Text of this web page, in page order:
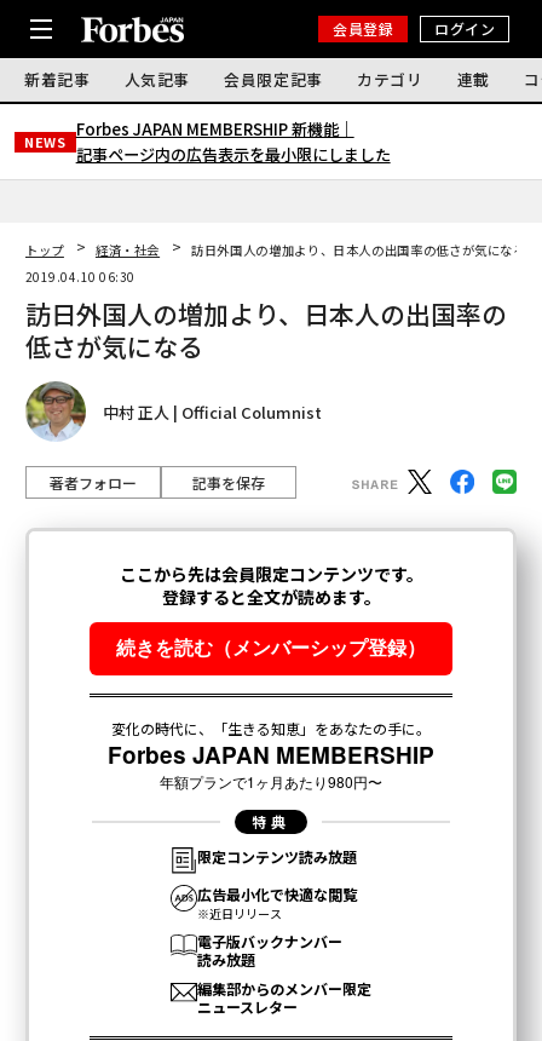
会員登録 ログイン
新着記事 人気記事 会員限定記事 カテゴリ 連載
NEWS
Forbes JAPAN MEMBERSHIP 新機能｜
記事ページ内の広告表示を最小限にしました
トップ 経済・社会
訪日外国人の増加より、日本人の出国率の低さが気になる
2019.04.10 06:30
訪日外国人の増加より、日本人の出国率の
低さが気になる
中村 正人 | Official Columnist
著者フォロー 記事を保存